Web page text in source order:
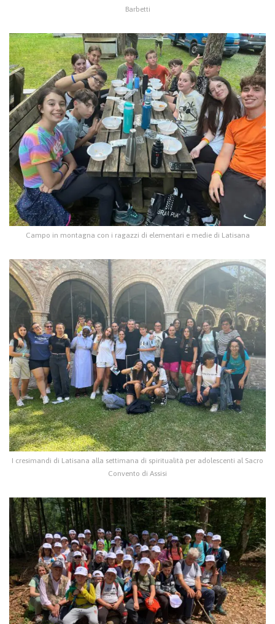
Barbetti
Campo in montagna con i ragazzi di elementari e medie di Latisana
I cresimandi di Latisana alla settimana di spiritualità per adolescenti al Sacro
Convento di Assisi